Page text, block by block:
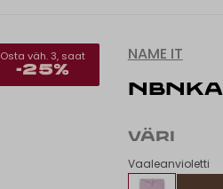
Osta väh. 3, saat
-25%
NAME IT
VÄRI
Vaaleanvioletti